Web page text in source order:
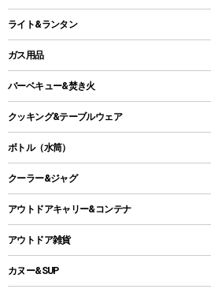
ロッジ型・オリジナルテント
タープ
スクエアタープ（レクタタープ）
メッシュタープ
自立式タープ
パラソル
テントアクセサリー
ペグ
インフレータブルマット
レジャーシート
ライト&ランタン
LEDランタン
ガスランタン
オイルランタン
LEDライト
ヘッドライト
キャンドル
ガス用品
ガスバーナー
ガス缶
ガストーチ、ライター
バーベキュー&焚き火
バーベキューコンロ、グリル
焚き火台タイプ（ロースタイル）グリル
卓上タイプグリル
パーティータイプグリル
鉄板、アミ
クッキング&テーブルウェア
ダッチオーブン
ホットサンドメーカー
クッカーセット
シェラカップ
ボトル（水筒）
ステンレスボトル
コップ付きタイプ
ワンタッチタイプ
プラスチックボトル
クーラー&ジャグ
クーラーボックス
クーラーバッグ
ウォータージャグ
アウトドアキャリー&コンテナ
アウトドアキャリー
アウトドア雑貨
バックパック&バッグ
カヌー&SUP